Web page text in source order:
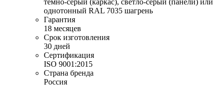
темно-серый (каркас), светло-серый (панели) или
однотонный RAL 7035 шагрень
Гарантия
18 месяцев
Срок изготовления
30 дней
Сертификация
ISO 9001:2015
Страна бренда
Россия